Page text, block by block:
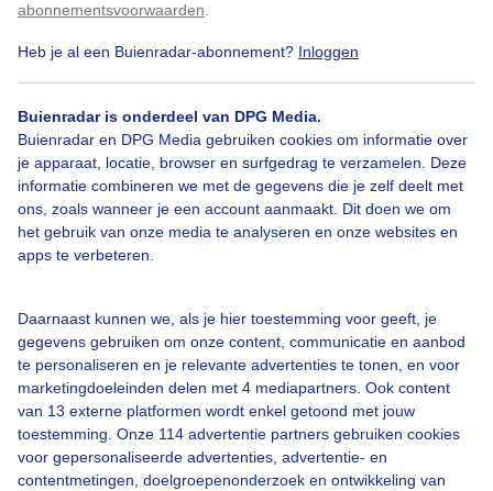
abonnementsvoorwaarden
Heb je al een Buienradar-abonnement? Inloggen
Buienradar is onderdeel van DPG Media.
Buienradar en DPG Media gebruiken cookies om informatie over
je apparaat, locatie, browser en surfgedrag te verzamelen. Deze
informatie combineren we met de gegevens die je zelf deelt met
ons, zoals wanneer je een account aanmaakt. Dit doen we om
het gebruik van onze media te analyseren en onze websites en
apps te verbeteren.
Daarnaast kunnen we, als je hier toestemming voor geeft, je
gegevens gebruiken om onze content, communicatie en aanbod
te personaliseren en je relevante advertenties te tonen, en voor
marketingdoeleinden delen met 4 mediapartners. Ook content
van 13 externe platformen wordt enkel getoond met jouw
toestemming. Onze 114 advertentie partners gebruiken cookies
voor gepersonaliseerde advertenties, advertentie- en
contentmetingen, doelgroepenonderzoek en ontwikkeling van
Sluisje Zon Wolken
Bekijk slideshow
Over Buienradar